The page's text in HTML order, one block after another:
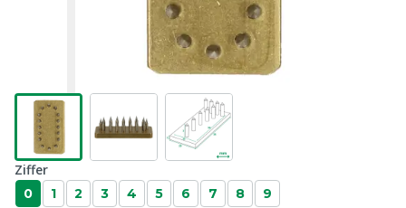
Ziffer
0 1 2 3 4 5 6 7 8 9